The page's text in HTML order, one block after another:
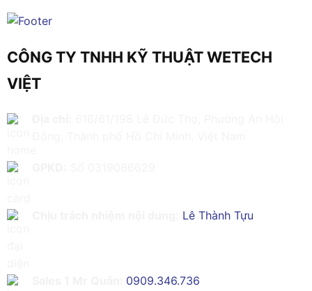
CÔNG TY TNHH KỸ THUẬT WETECH
VIỆT
Lê Thành Tựu
0909.346.736